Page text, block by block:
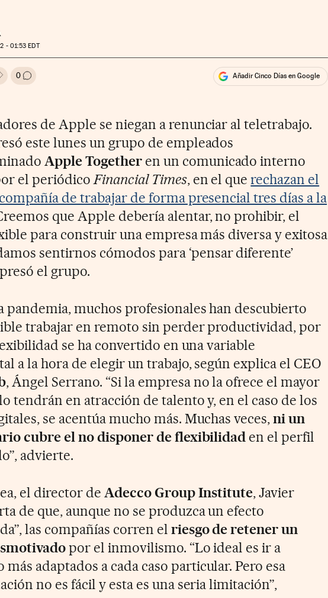
- 01:53 EDT
en Facebook
en TwitterRedes Sociales
0 Ir a los comentarios Añadir Cinco Días en Google
de Apple se niegan a renunciar al teletrabajo.
este lunes un grupo de empleados
Apple Togetheren un comunicado interno
el periódicoFinancial Times, en el querechazan el
de trabajar de forma presencial tres días a la
que Apple debería alentar, no prohibir, el
para construir una empresa más diversa y exitosa
sentirnos cómodos para ‘pensar diferente’
el grupo.
pandemia, muchos profesionales han descubierto
trabajar en remoto sin perder productividad, por
se ha convertido en una variable
a la hora de elegir un trabajo, según explica el CEO
, Ángel Serrano. “Si la empresa no la ofrece el mayor
tendrán en atracción de talento y, en el caso de los
se acentúa mucho más. Muchas veces,ni un
cubre el no disponer de flexibilidad en el perfil
advierte.
el director de Adecco Group Institute, Javier
de que, aunque no se produzca un efecto
las compañías corren el riesgo de retener un
por el inmovilismo. “Lo ideal es ir a
adaptados a cada caso particular. Pero esa
no es fácil y esta es una seria limitación”,